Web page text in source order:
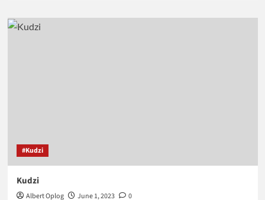
#Kudzi
Kudzi
Albert Oplog June 1, 2023 0